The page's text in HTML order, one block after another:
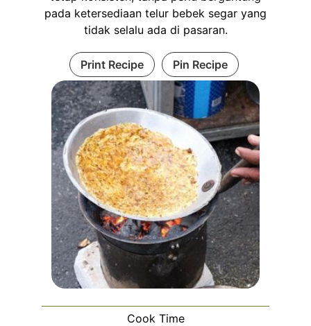
pada ketersediaan telur bebek segar yang
tidak selalu ada di pasaran.
Print Recipe Pin Recipe
Cook Time